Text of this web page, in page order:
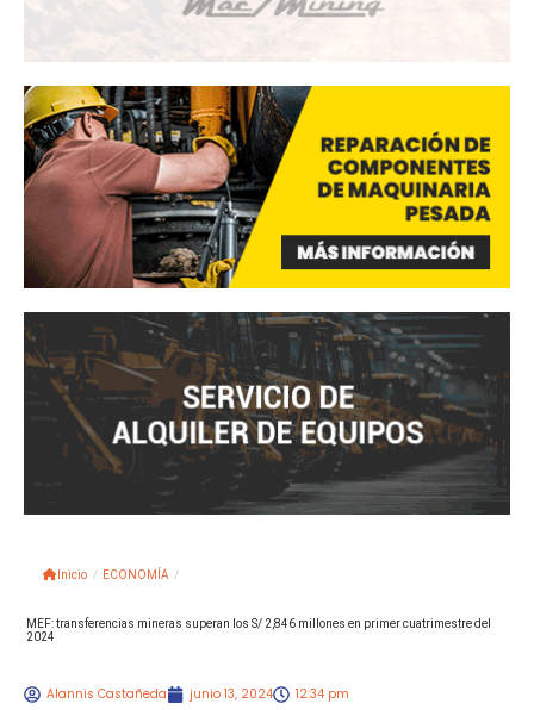
Inicio / ECONOMÍA /
MEF: transferencias mineras superan los S/ 2,846 millones en primer cuatrimestre del
2024
Alannis Castañeda junio 13, 2024 12:34 pm